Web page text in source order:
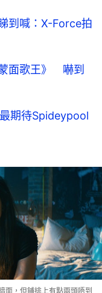
到喊：X-Force拍
面歌王》 嚇到
期待Spideypool
面，但鋪排上有點兩頭唔到